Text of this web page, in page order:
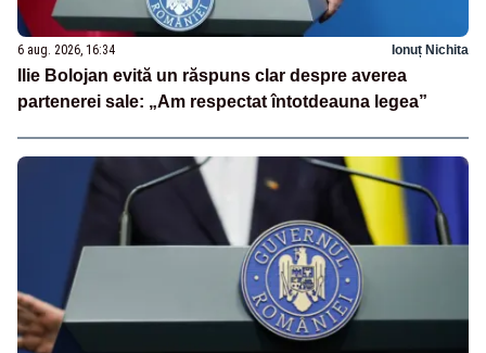
6 aug. 2026, 16:34 Ionuț Nichita
Ilie Bolojan evită un răspuns clar despre averea
partenerei sale: „Am respectat întotdeauna legea”